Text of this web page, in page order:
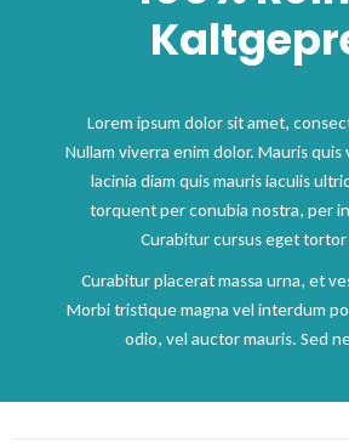
Lorem ipsum dolor sit amet,
Nullam viverra enim dolor. Mauris
lacinia diam quis mauris iaculis
torquent per conubia nostra, per
Curabitur cursus eget
Curabitur placerat massa urna, et
Morbi tristique magna vel interdum
odio, vel auctor mauris. Sed